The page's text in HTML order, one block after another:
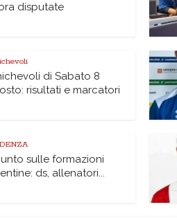
disputate
di Sabato 8
risultati e marcatori
sulle formazioni
ds, allenatori...